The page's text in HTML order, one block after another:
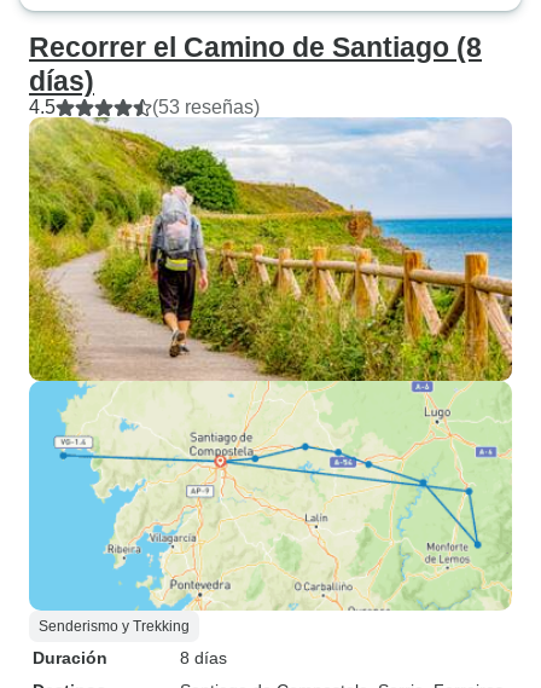
Recorrer el Camino de Santiago (8
días)
4.5 (53 reseñas)
Senderismo y Trekking
Duración
8 días